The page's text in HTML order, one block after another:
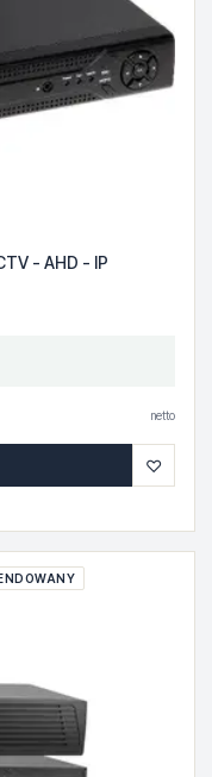
- AHD - IP
netto
♡